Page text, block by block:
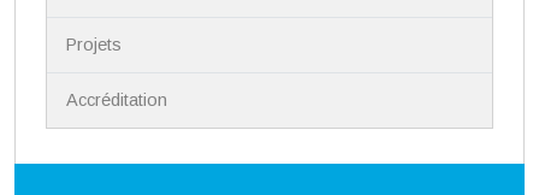
Projets
Accréditation